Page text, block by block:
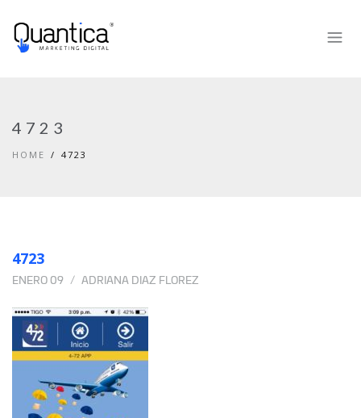
4723
HOME 4723
4723
ENERO 09 ADRIANA DIAZ FLOREZ